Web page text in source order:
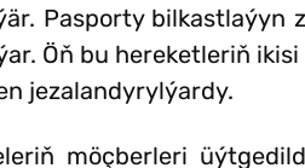
Pasporty bilkastlaýyn
Öň bu hereketleriň
jezalandyrylýardy.
möçberleri